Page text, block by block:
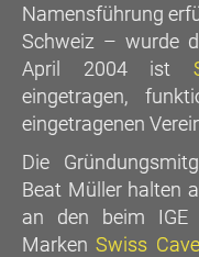
Namensführung
Schweiz – wurde
April 2004 ist
eingetragen,
eingetragenen
Die
Beat Müller halten
an den beim IGE
MarkenSwiss